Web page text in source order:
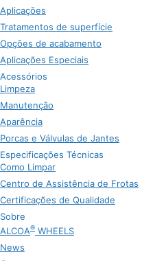
Aplicações
Tratamentos de superfície
Opções de acabamento
Aplicações Especiais
Acessórios
Limpeza
Manutenção
Aparência
Porcas e Válvulas de Jantes
Especificações Técnicas
Como Limpar
Centro de Assistência de Frotas
Certificações de Qualidade
Sobre
ALCOA® WHEELS
News